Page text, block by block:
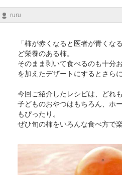
ruru
「柿が赤くなると医者が青くな
ど栄養のある柿。
そのまま剥いて食べるのも十分
を加えたデザートにするとさら
今回ご紹介したレシピは、どれも
子どものおやつはもちろん、ホ
もぴったり。
ぜひ旬の柿をいろんな食べ方で